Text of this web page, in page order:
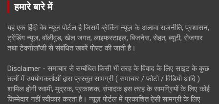
हमारे बारे में
यह एक हिंदी वेब न्यूज़ पोर्टल है जिसमें ब्रेकिंग न्यूज़ के अलावा राजनीति, प्रशासन,
ट्रेंडिंग न्यूज, बॉलीवुड, खेल जगत, लाइफस्टाइल, बिजनेस, सेहत, ब्यूटी, रोजगार
तथा टेक्नोलॉजी से संबंधित खबरें पोस्ट की जाती है।
Disclaimer - समाचार से सम्बंधित किसी भी तरह के विवाद के लिए साइट के कुछ
तत्वों में उपयोगकर्ताओं द्वारा प्रस्तुत सामग्री ( समाचार / फोटो / विडियो आदि )
शामिल होगी स्वामी, मुद्रक, प्रकाशक, संपादक इस तरह के सामग्रियों के लिए कोई
ज़िम्मेदार नहीं स्वीकार करता है। न्यूज़ पोर्टल में प्रकाशित ऐसी सामग्री के लिए